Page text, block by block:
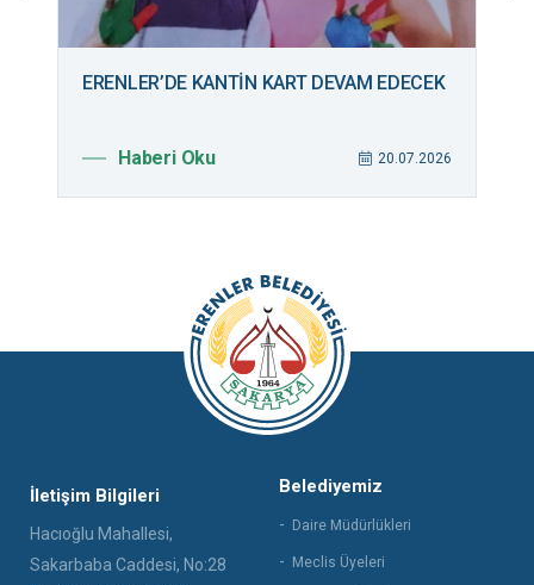
ERENLER’DE KANTİN KART DEVAM EDECEK
Haberi Oku 20.07.2026
İletişim Bilgileri
Hacıoğlu Mahallesi,
Sakarbaba Caddesi, No:28
Belediyemiz
Daire Müdürlükleri
Meclis Üyeleri